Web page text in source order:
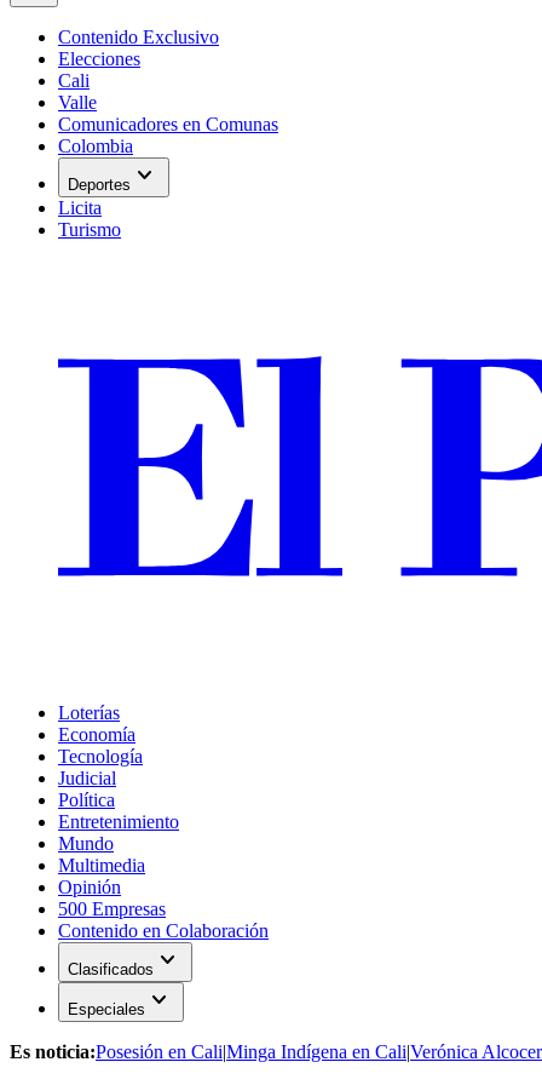
Contenido Exclusivo
Elecciones
Cali
Valle
Comunicadores en Comunas
Colombia
Deportes expand_more
Licita
Turismo
Loterías
Economía
Tecnología
Judicial
Política
Entretenimiento
Mundo
Multimedia
Opinión
500 Empresas
Contenido en Colaboración
Clasificados expand_more
Especiales expand_more
Es noticia:Posesión en Cali|Minga Indígena en Cali|Verónica Alcocer